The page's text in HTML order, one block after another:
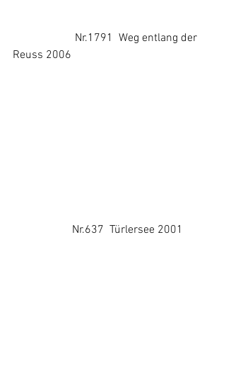
Reuss 2006
                     Nr.637  Türlersee 2001